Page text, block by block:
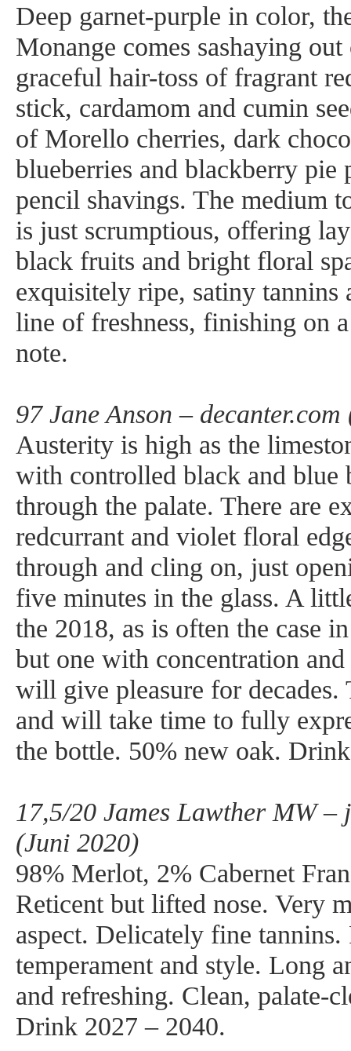
Deep garnet-purple in color,
Monange comes sashaying
graceful hair-toss of fragrant
stick, cardamom and cumin
of Morello cherries, dark
blueberries and blackberry pie
pencil shavings. The medium
is just scrumptious, offering
black fruits and bright floral
exquisitely ripe, satiny tannins
line of freshness, finishing on
note.
97 Jane Anson –
Austerity is high as the
with controlled black and
through the palate. There are
redcurrant and violet floral
through and cling on, just
five minutes in the glass. A
the 2018, as is often the case
but one with concentration
will give pleasure for decades.
and will take time to fully
the bottle. 50% new oak.
17,5/20 James Lawther MW –
(Juni 2020)
98% Merlot, 2% Cabernet
Reticent but lifted nose. Very
aspect. Delicately fine
temperament and style. Long
and refreshing. Clean, palate-
Drink 2027 – 2040.